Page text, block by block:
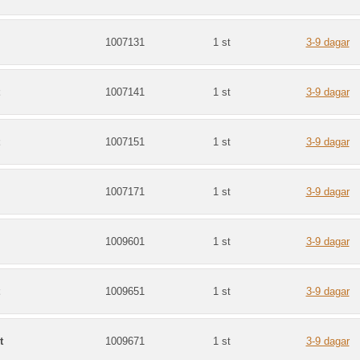
1007131 1 st 3-9 dagar
1007141 1 st 3-9 dagar
1007151 1 st 3-9 dagar
1007171 1 st 3-9 dagar
1009601 1 st 3-9 dagar
1009651 1 st 3-9 dagar
1009671 1 st 3-9 dagar